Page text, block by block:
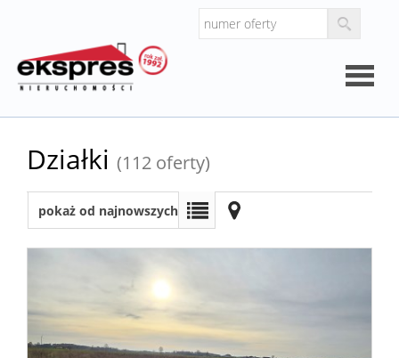
O
firmie
Działki (112 oferty)
pokaż od najnowszych